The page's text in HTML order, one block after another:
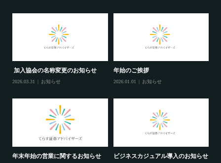
加入協会の名称変更のお知らせ
2026.03.31 お知らせ
年始のご挨拶
2026.01.01 お知らせ
年末年始の営業に関するお知らせ ビジネスカジュアル導入のお知らせ